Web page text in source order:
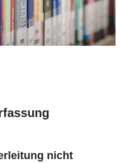
nicht